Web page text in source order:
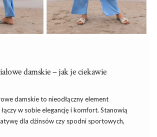
damskie – jak je ciekawie
damskie to nieodłączny element
w sobie elegancję i komfort. Stanowią
dla dżinsów czy spodni sportowych,